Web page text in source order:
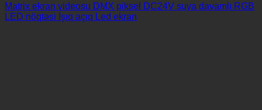
Matrix ekran videosu DMX piksel DC24V suya davamlı RGB
LED nöqtəsi İşıq açıq Led ekran